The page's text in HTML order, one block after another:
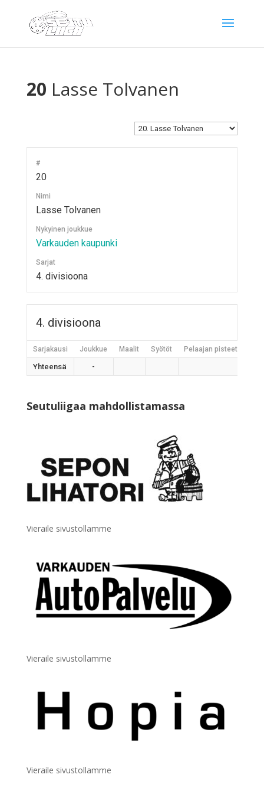
20 Lasse Tolvanen
#
20
Nimi
Lasse Tolvanen
Nykyinen joukkue
Varkauden kaupunki
Sarjat
4. divisioona
4. divisioona
Sarjakausi Joukkue Maalit Syötöt Pelaajan pisteet
Yhteensä -
Seutuliigaa mahdollistamassa
Vieraile sivustollamme
Vieraile sivustollamme
Vieraile sivustollamme